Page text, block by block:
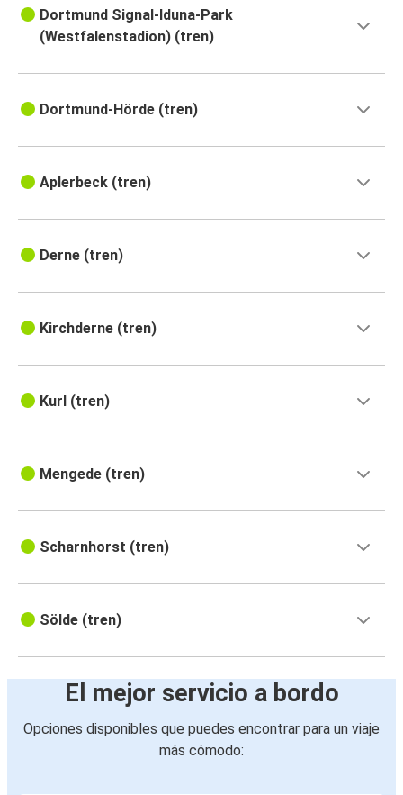
Dortmund Signal-Iduna-Park
(Westfalenstadion) (tren)
Dortmund-Hörde (tren)
Aplerbeck (tren)
Derne (tren)
Kirchderne (tren)
Kurl (tren)
Mengede (tren)
Scharnhorst (tren)
Sölde (tren)
El mejor servicio a bordo
Opciones disponibles que puedes encontrar para un viaje
más cómodo: